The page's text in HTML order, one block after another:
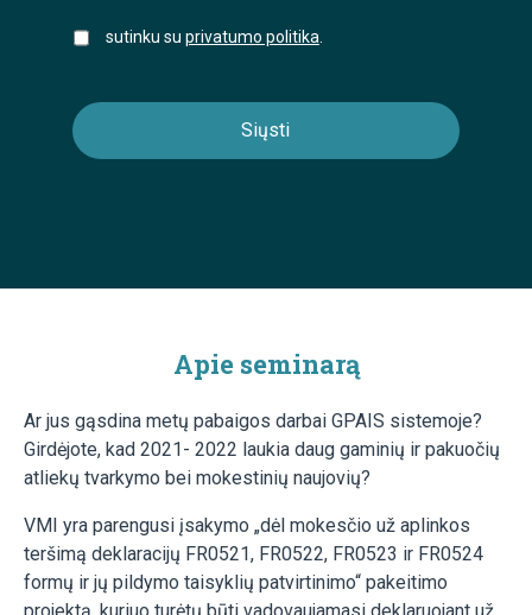
sutinku su privatumo politika
Apie seminarą
Ar jus gąsdina metų pabaigos darbai GPAIS sistemoje?
Girdėjote, kad 2021- 2022 laukia daug gaminių ir pakuočių
atliekų tvarkymo bei mokestinių naujovių?
VMI yra parengusi įsakymo „dėl mokesčio už aplinkos
teršimą deklaracijų FR0521, FR0522, FR0523 ir FR0524
formų ir jų pildymo taisyklių patvirtinimo“ pakeitimo
projektą, kuriuo turėtų būti vadovaujamasi deklaruojant už